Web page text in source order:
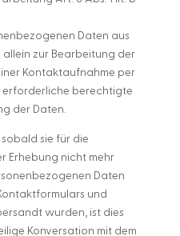
Daten aus
allein zur Bearbeitung der
Kontaktaufnahme per
erforderliche berechtigte
der Daten.
sie für die
Erhebung nicht mehr
Daten
und
wurden, ist dies
Konversation mit dem